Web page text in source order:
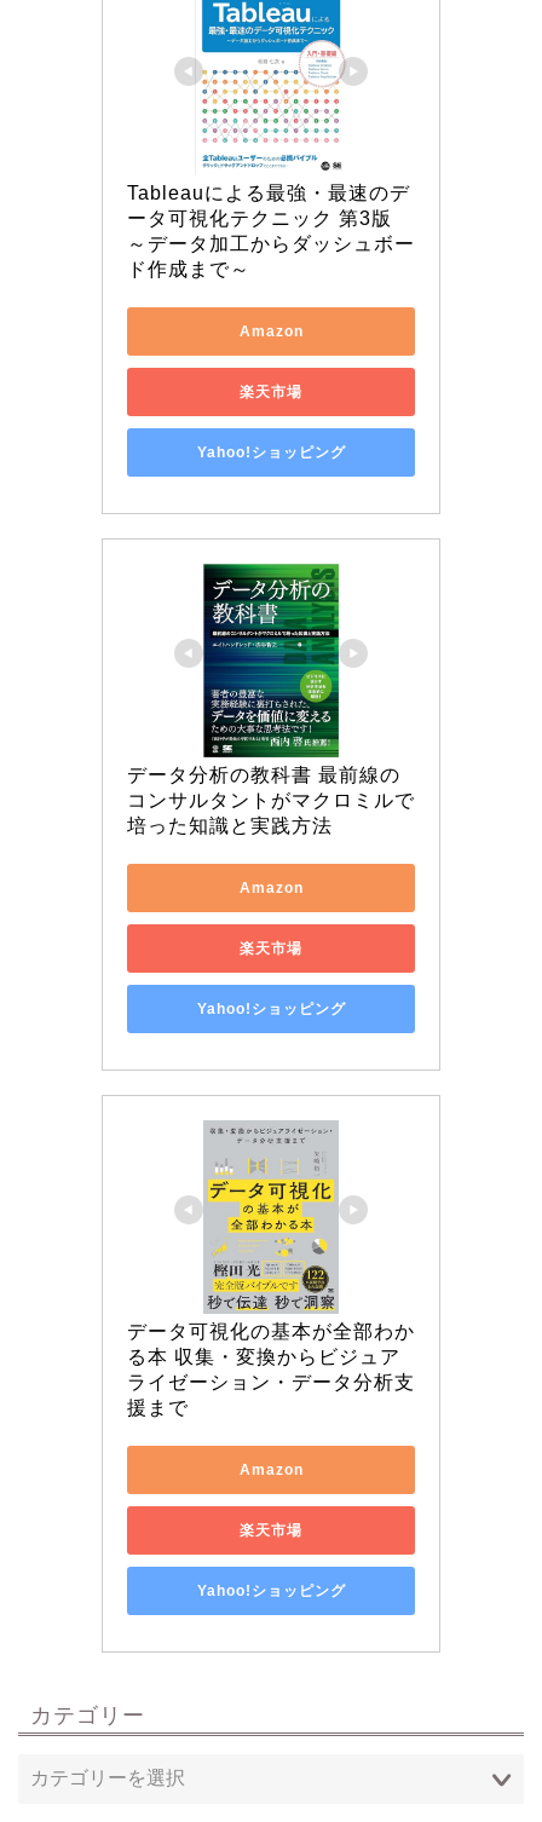
Tableauによる最強・最速のデ
ータ可視化テクニック 第3版
～データ加工からダッシュボー
ド作成まで～
Amazon
楽天市場
Yahoo!ショッピング
データ分析の教科書 最前線の
コンサルタントがマクロミルで
培った知識と実践方法
Amazon
楽天市場
Yahoo!ショッピング
データ可視化の基本が全部わか
る本 収集・変換からビジュア
ライゼーション・データ分析支
援まで
Amazon
楽天市場
Yahoo!ショッピング
カテゴリー